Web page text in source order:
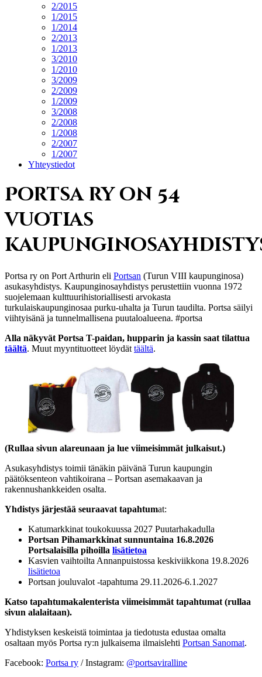
2/2015
1/2015
1/2014
2/2013
1/2013
3/2010
1/2010
3/2009
2/2009
1/2009
3/2008
2/2008
1/2008
2/2007
1/2007
Yhteystiedot
Portsa ry on 54
vuotias
Portsa ry on Port Arthurin eli Portsan (Turun VIII kaupunginosa)
asukasyhdistys. Kaupunginosayhdistys perustettiin vuonna 1972
suojelemaan kulttuurihistoriallisesti arvokasta
turkulaiskaupunginosaa purku-uhalta ja Turun taudilta. Portsa säilyi
viihtyisänä ja tunnelmallisena puutaloalueena. #portsa
Alla näkyvät Portsa T-paidan, hupparin ja kassin saat tilattua
täältä. Muut myyntituotteet löydät täältä.
(Rullaa sivun alareunaan ja lue viimeisimmät julkaisut.)
Asukasyhdistys toimii tänäkin päivänä Turun kaupungin
päätöksenteon vahtikoirana – Portsan asemakaavan ja
rakennushankkeiden osalta.
Yhdistys järjestää seuraavat tapahtumat:
Katumarkkinat toukokuussa 2027 Puutarhakadulla
Portsan Pihamarkkinat sunnuntaina 16.8.2026
Portsalaisilla pihoilla lisätietoa
Kasvien vaihtoilta Annanpuistossa keskiviikkona 19.8.2026
lisätietoa
Portsan jouluvalot -tapahtuma 29.11.2026-6.1.2027
Katso tapahtumakalenterista viimeisimmät tapahtumat (rullaa
sivun alalaitaan).
Yhdistyksen keskeistä toimintaa ja tiedotusta edustaa omalta
osaltaan myös Portsa ry:n julkaisema ilmaislehti Portsan Sanomat.
Facebook: Portsa ry / Instagram: @portsaviralline